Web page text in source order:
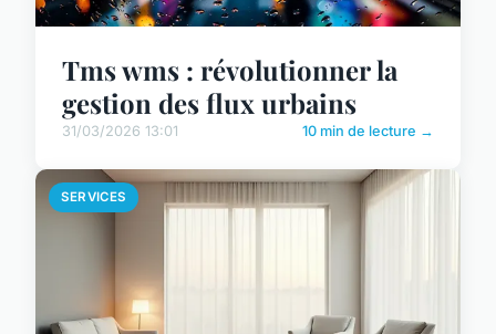
Tms wms : révolutionner la
gestion des flux urbains
31/03/2026 13:01 10 min de lecture →
SERVICES